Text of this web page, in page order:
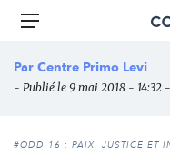
Aller
principal
des
Menu
Par Centre Primo Levi
- Publié le 9 mai 2018 - 14:32
#ODD 16 : PAIX, JUSTICE ET